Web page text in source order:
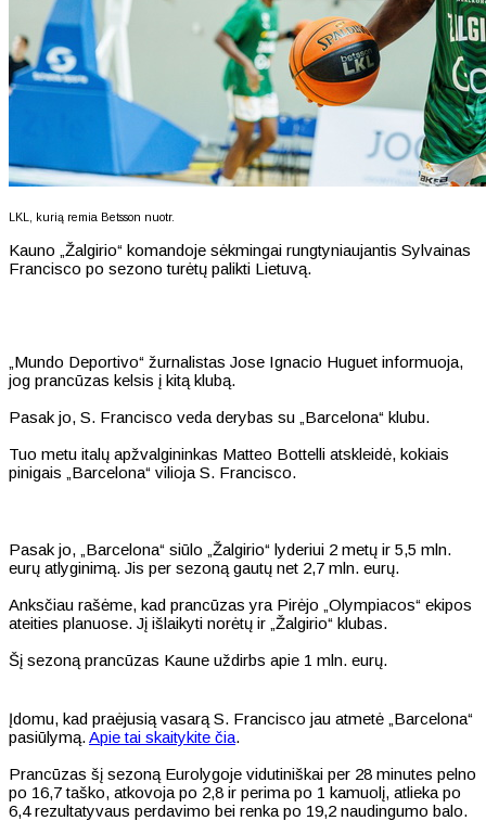
LKL, kurią remia Betsson nuotr.
Kauno „Žalgirio“ komandoje sėkmingai rungtyniaujantis Sylvainas
Francisco po sezono turėtų palikti Lietuvą.
„Mundo Deportivo“ žurnalistas Jose Ignacio Huguet informuoja,
jog prancūzas kelsis į kitą klubą.
Pasak jo, S. Francisco veda derybas su „Barcelona“ klubu.
Tuo metu italų apžvalgininkas Matteo Bottelli atskleidė, kokiais
pinigais „Barcelona“ vilioja S. Francisco.
Pasak jo, „Barcelona“ siūlo „Žalgirio“ lyderiui 2 metų ir 5,5 mln.
eurų atlyginimą. Jis per sezoną gautų net 2,7 mln. eurų.
Anksčiau rašėme, kad prancūzas yra Pirėjo „Olympiacos“ ekipos
ateities planuose. Jį išlaikyti norėtų ir „Žalgirio“ klubas.
Šį sezoną prancūzas Kaune uždirbs apie 1 mln. eurų.
Įdomu, kad praėjusią vasarą S. Francisco jau atmetė „Barcelona“
pasiūlymą. Apie tai skaitykite čia.
Prancūzas šį sezoną Eurolygoje vidutiniškai per 28 minutes pelno
po 16,7 taško, atkovoja po 2,8 ir perima po 1 kamuolį, atlieka po
6,4 rezultatyvaus perdavimo bei renka po 19,2 naudingumo balo.